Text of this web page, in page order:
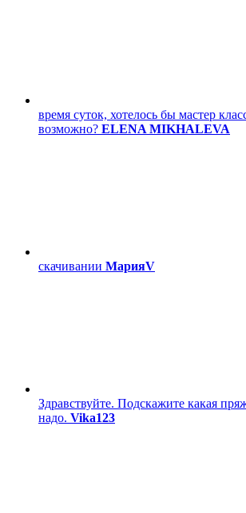
время суток, хотелось бы мастер
возможно? ELENA MIKHALEVA
скачивании МарияV
Здравствуйте. Подскажите какая
надо. Vika123